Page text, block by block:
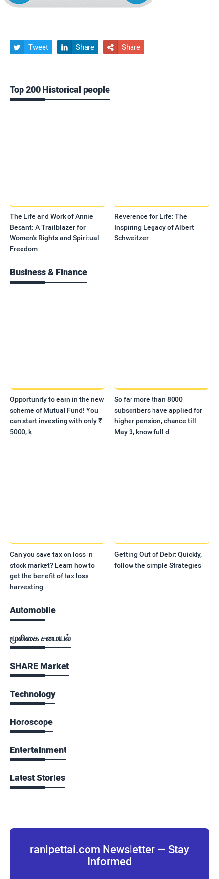
 Tweet  Share  Share
Top 200 Historical people
The Life and Work of Annie
Besant: A Trailblazer for
Women's Rights and Spiritual
Freedom
Reverence for Life: The
Inspiring Legacy of Albert
Schweitzer
Business & Finance
Opportunity to earn in the new
scheme of Mutual Fund! You
can start investing with only ₹
5000, k
So far more than 8000
subscribers have applied for
higher pension, chance till
May 3, know full d
Can you save tax on loss in
stock market? Learn how to
get the benefit of tax loss
harvesting
Getting Out of Debit Quickly,
follow the simple Strategies
Automobile
மூலிகை சமையல்
SHARE Market
Technology
Horoscope
Entertainment
Latest Stories
ranipettai.com Newsletter — Stay
Informed